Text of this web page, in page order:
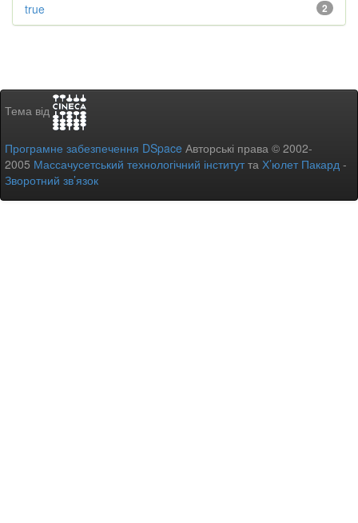
2
true
Тема від
Програмне забезпечення DSpace Авторські права © 2002-
2005 Массачусетський технологічний інститутта Х’юлет Пакард -
Зворотний зв’язок